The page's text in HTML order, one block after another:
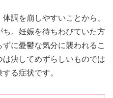
調を崩しやすいことから、
。妊娠を待ちわびていた方
に憂鬱な気分に襲われるこ
決してめずらしいものでは
る症状です。